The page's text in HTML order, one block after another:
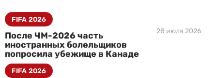
После ЧМ-2026 часть
иностранных болельщиков
попросила убежище в Канаде
28 июля 2026
FIFA 2026
FIFA 2026